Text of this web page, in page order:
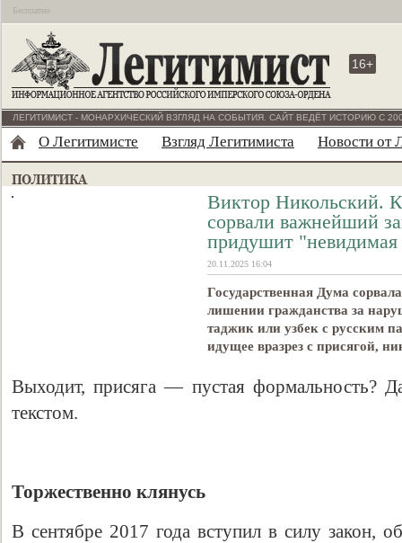
Бесплатно
16+
ЛЕГИТИМИСТ - МОНАРХИЧЕСКИЙ ВЗГЛЯД НА СОБЫТИЯ. САЙТ ВЕДЁТ ИСТОРИЮ С
О Легитимисте Взгляд Легитимиста Новости от
Виктор Никольский.
сорвали важнейший
придушит
20.11.2025 16:04
Государственная Дума
лишении гражданства за
таджик или узбек с русским
идущее вразрез с присягой,
Выходит, присяга — пустая формальность?
текстом.
Торжественно клянусь
В сентябре 2017 года вступил в силу закон,